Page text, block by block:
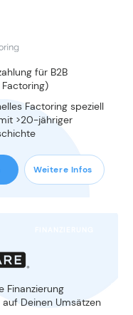
für B2B
Factoring speziell
>20-jähriger
Weitere Infos
Finanzierung
Deinen Umsätzen